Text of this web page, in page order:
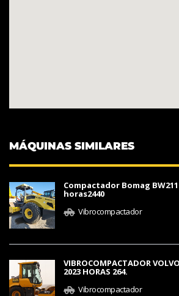
MÁQUINAS SIMILARES
Compactador Bomag
horas2440
Vibrocompactador
VIBROCOMPACTADOR
2023 HORAS 264.
Vibrocompactador